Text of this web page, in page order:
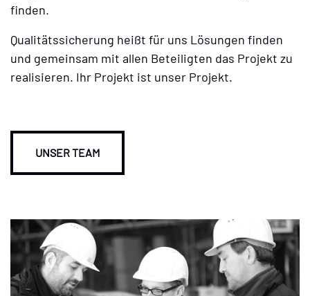
finden.
Qualitätssicherung heißt für uns Lösungen finden
und gemeinsam mit allen Beteiligten das Projekt zu
realisieren. Ihr Projekt ist unser Projekt.
UNSER TEAM